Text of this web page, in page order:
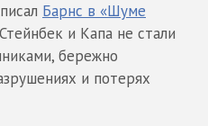
Барнс в «Шуме
и Капа не стали
бережно
и потерях